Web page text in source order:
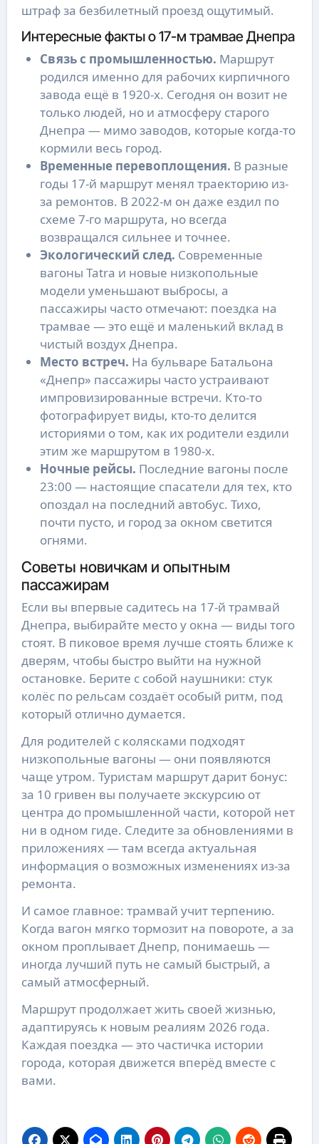
штраф за безбилетный проезд ощутимый.
Интересные факты о 17-м трамвае Днепра
Связь с промышленностью. Маршрут
родился именно для рабочих кирпичного
завода ещё в 1920-х. Сегодня он возит не
только людей, но и атмосферу старого
Днепра — мимо заводов, которые когда-то
кормили весь город.
Временные перевоплощения. В разные
годы 17-й маршрут менял траекторию из-
за ремонтов. В 2022-м он даже ездил по
схеме 7-го маршрута, но всегда
возвращался сильнее и точнее.
Экологический след. Современные
вагоны Tatra и новые низкопольные
модели уменьшают выбросы, а
пассажиры часто отмечают: поездка на
трамвае — это ещё и маленький вклад в
чистый воздух Днепра.
Место встреч. На бульваре Батальона
«Днепр» пассажиры часто устраивают
импровизированные встречи. Кто-то
фотографирует виды, кто-то делится
историями о том, как их родители ездили
этим же маршрутом в 1980-х.
Ночные рейсы. Последние вагоны после
23:00 — настоящие спасатели для тех, кто
опоздал на последний автобус. Тихо,
почти пусто, и город за окном светится
огнями.
Советы новичкам и опытным
пассажирам
Если вы впервые садитесь на 17-й трамвай
Днепра, выбирайте место у окна — виды того
стоят. В пиковое время лучше стоять ближе к
дверям, чтобы быстро выйти на нужной
остановке. Берите с собой наушники: стук
колёс по рельсам создаёт особый ритм, под
который отлично думается.
Для родителей с колясками подходят
низкопольные вагоны — они появляются
чаще утром. Туристам маршрут дарит бонус:
за 10 гривен вы получаете экскурсию от
центра до промышленной части, которой нет
ни в одном гиде. Следите за обновлениями в
приложениях — там всегда актуальная
информация о возможных изменениях из-за
ремонта.
И самое главное: трамвай учит терпению.
Когда вагон мягко тормозит на повороте, а за
окном проплывает Днепр, понимаешь —
иногда лучший путь не самый быстрый, а
самый атмосферный.
Маршрут продолжает жить своей жизнью,
адаптируясь к новым реалиям 2026 года.
Каждая поездка — это частичка истории
города, которая движется вперёд вместе с
вами.